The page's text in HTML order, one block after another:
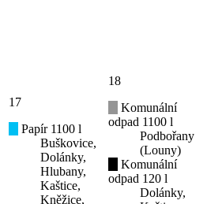
17
Papír 1100 l
Buškovice,
Dolánky,
Hlubany,
Kaštice,
Kněžice,
18
Komunální
odpad 1100 l
Podbořany
(Louny)
Komunální
odpad 120 l
Dolánky,